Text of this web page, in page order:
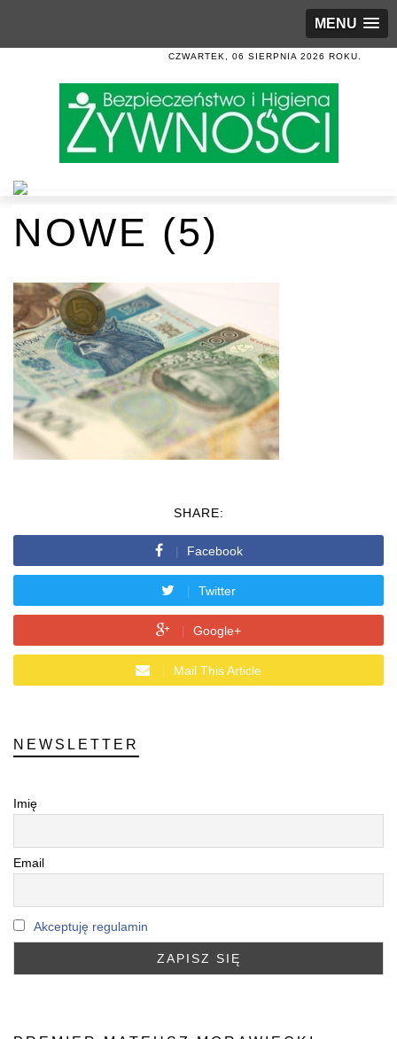
MENU
CZWARTEK, 06 SIERPNIA 2026 ROKU.
NOWE (5)
SHARE:
Facebook
Twitter
Google+
Mail This Article
NEWSLETTER
Imię
Email
Akceptuję regulamin